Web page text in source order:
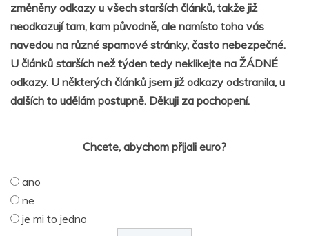
změněny odkazy u všech starších článků, takže již
neodkazují tam, kam původně, ale namísto toho vás
navedou na různé spamové stránky, často nebezpečné.
U článků starších než týden tedy neklikejte na ŽÁDNÉ
odkazy. U některých článků jsem již odkazy odstranila, u
dalších to udělám postupně. Děkuji za pochopení.
Chcete, abychom přijali euro?
ano
ne
je mi to jedno